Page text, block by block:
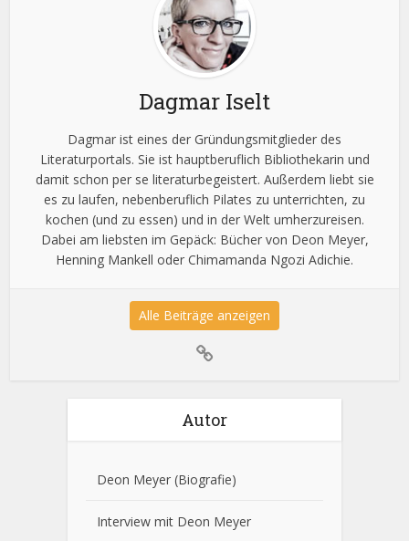
Dagmar Iselt
Dagmar ist eines der Gründungsmitglieder des
Literaturportals. Sie ist hauptberuflich Bibliothekarin und
damit schon per se literaturbegeistert. Außerdem liebt sie
es zu laufen, nebenberuflich Pilates zu unterrichten, zu
kochen (und zu essen) und in der Welt umherzureisen.
Dabei am liebsten im Gepäck: Bücher von Deon Meyer,
Henning Mankell oder Chimamanda Ngozi Adichie.
Alle Beiträge anzeigen
Autor
Deon Meyer (Biografie)
Interview mit Deon Meyer